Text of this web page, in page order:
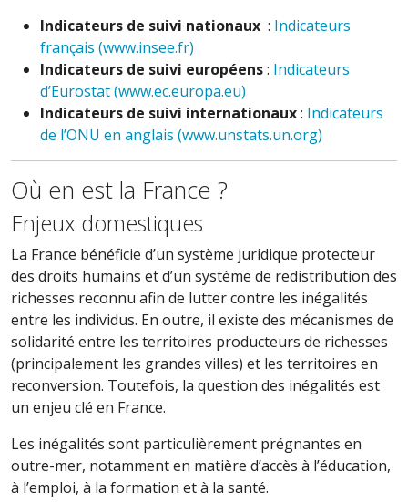
Indicateurs de suivi nationaux : Indicateurs
français (www.insee.fr)
Indicateurs de suivi européens: Indicateurs
d’Eurostat (www.ec.europa.eu)
Indicateurs de suivi internationaux: Indicateurs
de l’ONU en anglais (www.unstats.un.org)
Où en est la France ?
Enjeux domestiques
La France bénéficie d’un système juridique protecteur
des droits humains et d’un système de redistribution des
richesses reconnu afin de lutter contre les inégalités
entre les individus. En outre, il existe des mécanismes de
solidarité entre les territoires producteurs de richesses
(principalement les grandes villes) et les territoires en
reconversion. Toutefois, la question des inégalités est
un enjeu clé en France.
Les inégalités sont particulièrement prégnantes en
outre-mer, notamment en matière d’accès à l’éducation,
à l’emploi, à la formation et à la santé.